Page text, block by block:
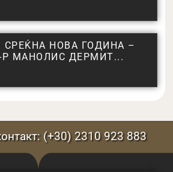
СРЕЌНА НОВА ГОДИНА –
Р МАНОЛИС ДЕРМИТ...
(+30) 2310 923 883